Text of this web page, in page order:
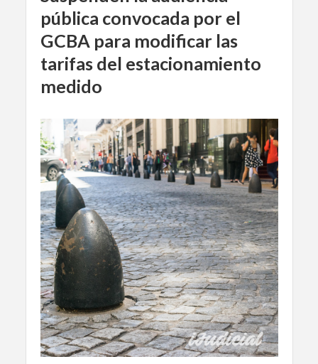
pública convocada por el
GCBA para modificar las
tarifas del estacionamiento
medido